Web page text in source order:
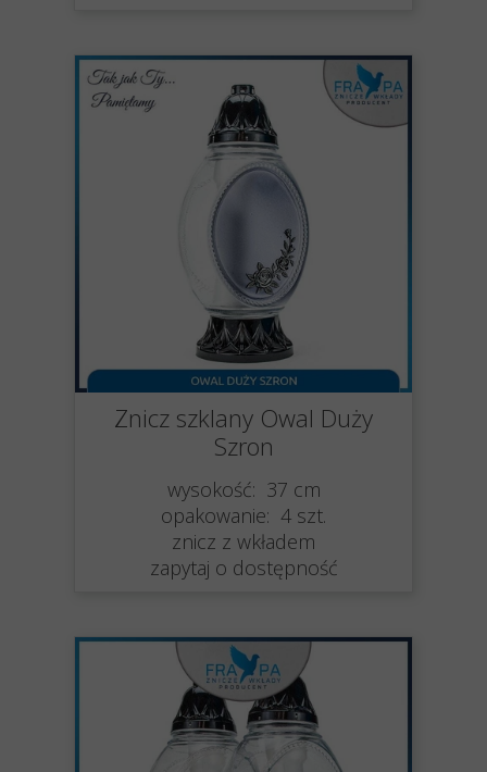
Znicz szklany Owal Duży
Szron
wysokość: 37 cm
opakowanie: 4 szt.
znicz z wkładem
zapytaj o dostępność